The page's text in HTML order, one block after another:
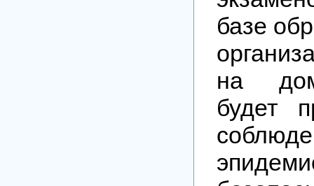
базе
на
будет